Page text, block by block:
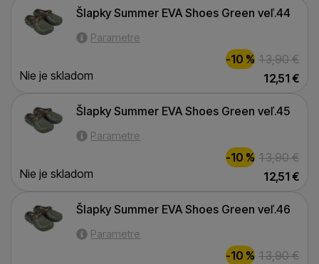
Šlapky Summer EVA Shoes Green veľ.44
Šlapky Summer EVA Shoes Green veľ.44
Nie je skladom
Parametre
-10 % 13,90€
12,51 €
Šlapky Summer EVA Shoes Green veľ.45
Šlapky Summer EVA Shoes Green veľ.45
Nie je skladom
Parametre
-10 % 13,90€
12,51 €
Šlapky Summer EVA Shoes Green veľ.46
Šlapky Summer EVA Shoes Green veľ.46
Parametre
-10 % 13,90€